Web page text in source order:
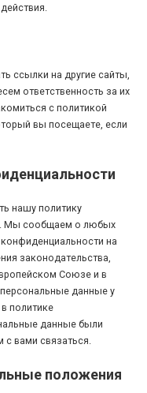
ссылки на другие сайты,
ответственность за их
с политикой
вы посещаете, если
нашу политику
Мы сообщаем о любых
на
законодательства,
Союзе и в
данные у
политике
данные были
вами связаться.
положения